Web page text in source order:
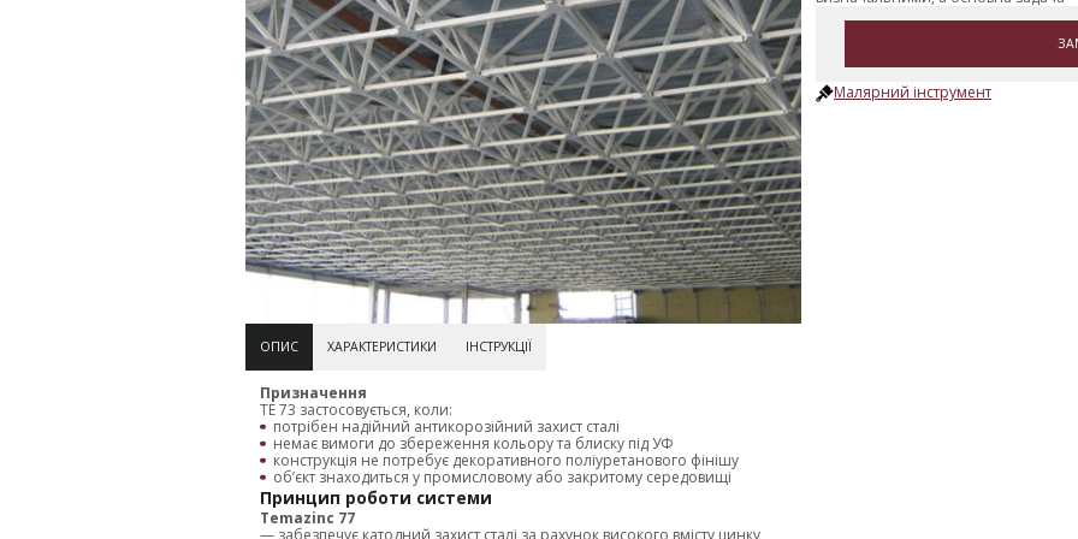
Малярний інструмент
ОПИС ХАРАКТЕРИСТИКИ ІНСТРУКЦІЇ
Призначення
TE 73 застосовується, коли:
потрібен надійний антикорозійний захист сталі
немає вимоги до збереження кольору та блиску під УФ
конструкція не потребує декоративного поліуретанового фінішу
об’єкт знаходиться у промисловому або закритому середовищі
Принцип роботи системи
Temazinc 77
— забезпечує катодний захист сталі за рахунок високого вмісту цинку